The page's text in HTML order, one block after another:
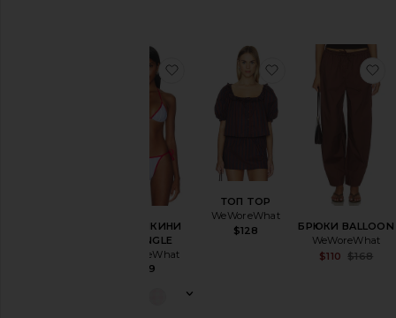
ТОП БИКИНИ
TRIANGLE
WeWoreWhat
$79
избранноеТОП БИКИНИ
ТОП TOP
WeWoreWhat
$128
избранноеТОП
БРЮКИ BALLOON
WeWoreWhat
$110 $168